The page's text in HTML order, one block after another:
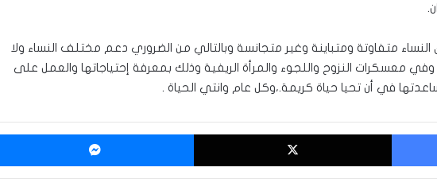
متفاوتة ومتباينة وغير متجانسة وبالتالي من الضروري دعم مختلف النساء ولا
معسكرات النزوح واللجوء والمرأة الريفية وذلك بمعرفة إحتياجاتها والعمل على
في أن تحيا حياة كريمة.،وكل عام وانتي الحياة .
فيسبوك ‫X